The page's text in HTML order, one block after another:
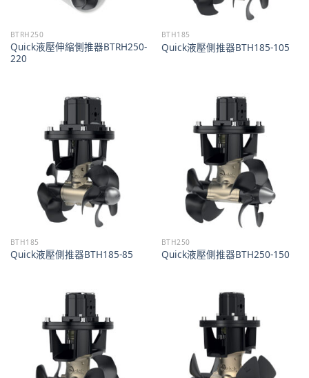
BTRH250
Quick液壓伸縮側推器BTRH250-
220
BTH185
Quick液壓側推器BTH185-105
BTH185
Quick液壓側推器BTH185-85
BTH250
Quick液壓側推器BTH250-150